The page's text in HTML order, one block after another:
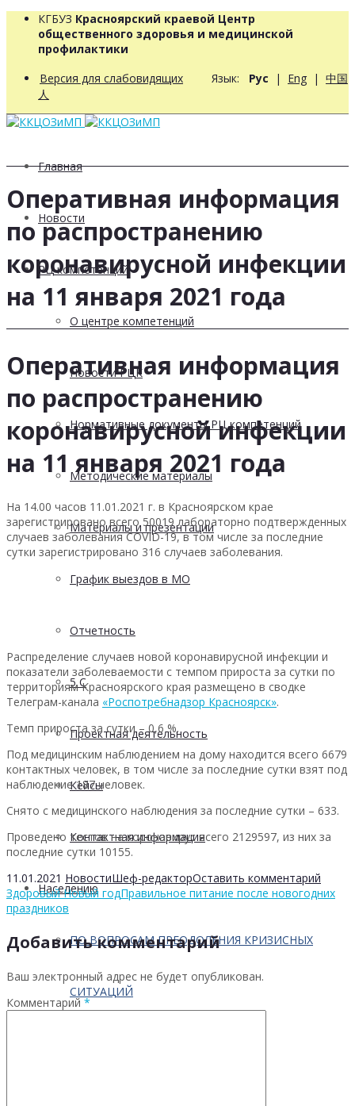
КГБУЗ Красноярский краевой Центр
общественного здоровья и медицинской
профилактики
Версия для слабовидящих Язык: Рус | Eng | 中国
人
Главная
Новости
РЦ компетенций
О центре компетенций
Новости РЦК
Нормативные документы РЦ компетенций
Методические материалы
Материалы и презентации
График выездов в МО
Отчетность
5 С
Проектная деятельность
Кейсы
Контактная информация
Населению
ПО ВОПРОСАМ ПРЕОДОЛЕНИЯ КРИЗИСНЫХ
СИТУАЦИЙ
Оперативная информация
по распространению
коронавирусной инфекции
на 11 января 2021 года
Оперативная информация
по распространению
коронавирусной инфекции
на 11 января 2021 года
На 14.00 часов 11.01.2021 г. в Красноярском крае
зарегистрировано всего 50019 лабораторно подтвержденных
случаев заболевания COVID-19, в том числе за последние
сутки зарегистрировано 316 случаев заболевания.
Распределение случаев новой коронавирусной инфекции и
показатели заболеваемости с темпом прироста за сутки по
территориям Красноярского края размещено в сводке
Телеграм-канала «Роспотребнадзор Красноярск».
Темп прироста за сутки – 0,6 %.
Под медицинским наблюдением на дому находится всего 6679
контактных человек, в том числе за последние сутки взят под
наблюдение 187 человек.
Снято с медицинского наблюдения за последние сутки – 633.
Проведено тестов на коронавирус всего 2129597, из них за
последние сутки 10155.
11.01.2021 НовостиШеф-редакторОставить комментарий
Здоровый Новый годПравильное питание после новогодних
праздников
Добавить комментарий
Ваш электронный адрес не будет опубликован.
Комментарий*